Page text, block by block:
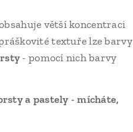
větší koncentraci
textuře lze barvy
- pomocí nich barvy
a pastely - mícháte,